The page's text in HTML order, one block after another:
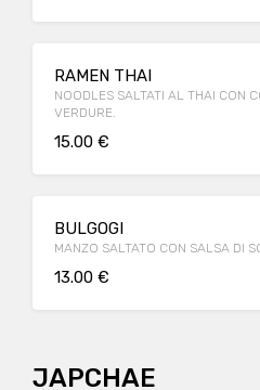
RAMEN THAI
NOODLES SALTATI AL THAI CON
VERDURE.
15.00 €
BULGOGI
MANZO SALTATO CON SALSA DI
13.00 €
JAPCHAE